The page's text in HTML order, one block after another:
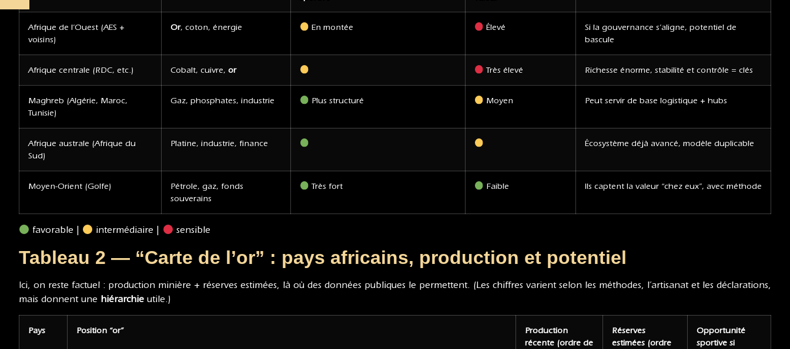
Afrique de l’Ouest (AES +
voisins)
Or, coton, énergie En montée Élevé
Si la gouvernance s’aligne, potentiel de
bascule
Afrique centrale (RDC, etc.) Cobalt, cuivre, or Très élevé Richesse énorme, stabilité et contrôle = clés
Maghreb (Algérie, Maroc,
Tunisie)
Gaz, phosphates, industrie Plus structuré Moyen Peut servir de base logistique + hubs
Afrique australe (Afrique du
Sud)
Platine, industrie, finance Écosystème déjà avancé, modèle duplicable
Moyen-Orient (Golfe)
Pétrole, gaz, fonds
souverains
Très fort Faible Ils captent la valeur “chez eux”, avec méthode
favorable | intermédiaire | sensible
Tableau 2 — “Carte de l’or” : pays africains, production et potentiel
Ici, on reste factuel : production minière + réserves estimées, là où des données publiques le permettent. (Les chiffres varient selon les méthodes, l’artisanat et les déclarations,
mais donnent une hiérarchie utile.)
Pays Position “or”
Production
récente (ordre de
Réserves
estimées (ordre
Opportunité
sportive si